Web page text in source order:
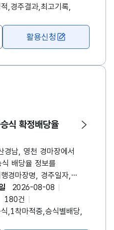
입니다.) - 요청메세지에
를 이용하여 자료를
상태(TRACK)와 날씨
'-'로 처리하였습니다. ※
화), 20%이상(불량)
입니다.
,경주결과,최고기록,
활용신청
식 확정배당율
경남, 영천 경마장에서
배당율 정보를
경마장명, 경주일자,
호, 배당율 자료입니다.) -
등의 입력변수 모두
도의 정보가 표출됩니다.
: 1등으로 도착할 말
2026-08-08
180건
,1착마적중,승식별배당,